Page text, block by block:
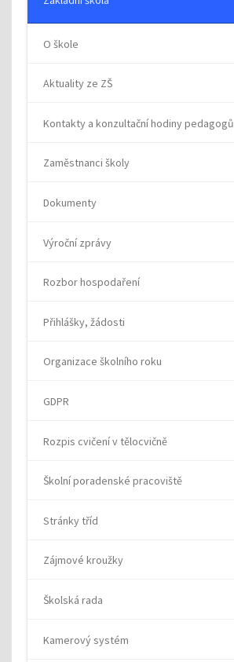
O škole
Aktuality ze ZŠ
Kontakty a konzultační hodiny pedagogů
Zaměstnanci školy
Dokumenty
Výroční zprávy
Rozbor hospodaření
Přihlášky, žádosti
Organizace školního roku
GDPR
Rozpis cvičení v tělocvičně
Školní poradenské pracoviště
Stránky tříd
Zájmové kroužky
Školská rada
Kamerový systém